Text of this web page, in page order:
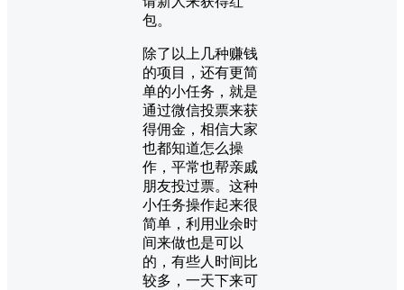
包。
除了以上几种赚钱
的项目，还有更简
单的小任务，就是
通过微信投票来获
得佣金，相信大家
也都知道怎么操
作，平常也帮亲戚
朋友投过票。这种
小任务操作起来很
简单，利用业余时
间来做也是可以
的，有些人时间比
较多，一天下来可